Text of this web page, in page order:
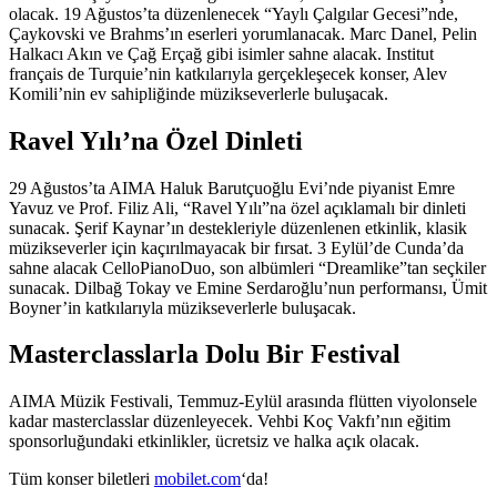
olacak. 19 Ağustos’ta düzenlenecek “Yaylı Çalgılar Gecesi”nde,
Çaykovski ve Brahms’ın eserleri yorumlanacak. Marc Danel, Pelin
Halkacı Akın ve Çağ Erçağ gibi isimler sahne alacak. Institut
français de Turquie’nin katkılarıyla gerçekleşecek konser, Alev
Komili’nin ev sahipliğinde müzikseverlerle buluşacak.
Ravel Yılı’na Özel Dinleti
29 Ağustos’ta AIMA Haluk Barutçuoğlu Evi’nde piyanist Emre
Yavuz ve Prof. Filiz Ali, “Ravel Yılı”na özel açıklamalı bir dinleti
sunacak. Şerif Kaynar’ın destekleriyle düzenlenen etkinlik, klasik
müzikseverler için kaçırılmayacak bir fırsat. 3 Eylül’de Cunda’da
sahne alacak CelloPianoDuo, son albümleri “Dreamlike”tan seçkiler
sunacak. Dilbağ Tokay ve Emine Serdaroğlu’nun performansı, Ümit
Boyner’in katkılarıyla müzikseverlerle buluşacak.
Masterclasslarla Dolu Bir Festival
AIMA Müzik Festivali, Temmuz-Eylül arasında flütten viyolonsele
kadar masterclasslar düzenleyecek. Vehbi Koç Vakfı’nın eğitim
sponsorluğundaki etkinlikler, ücretsiz ve halka açık olacak.
Tüm konser biletleri mobilet.com‘da!